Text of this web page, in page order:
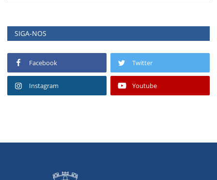
SIGA-NOS
Facebook Twitter
Instagram Youtube